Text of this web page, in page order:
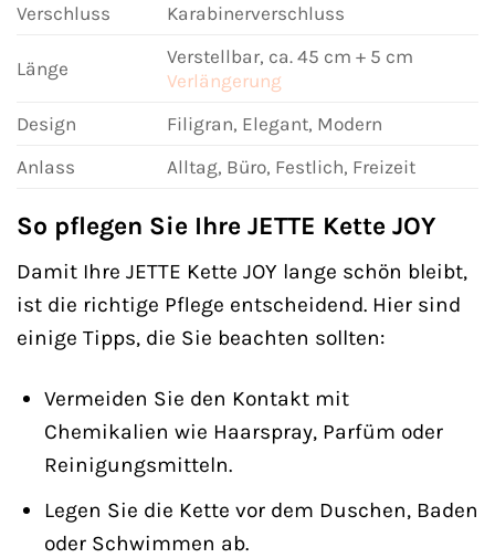
Verschluss
Karabinerverschluss
Länge
Verstellbar, ca. 45 cm + 5 cm
Verlängerung
Design
Filigran, Elegant, Modern
Anlass
Alltag, Büro, Festlich, Freizeit
So pflegen Sie Ihre JETTE Kette JOY
Damit Ihre JETTE Kette JOY lange schön bleibt,
ist die richtige Pflege entscheidend. Hier sind
einige Tipps, die Sie beachten sollten:
Vermeiden Sie den Kontakt mit
Chemikalien wie Haarspray, Parfüm oder
Reinigungsmitteln.
Legen Sie die Kette vor dem Duschen, Baden
oder Schwimmen ab.